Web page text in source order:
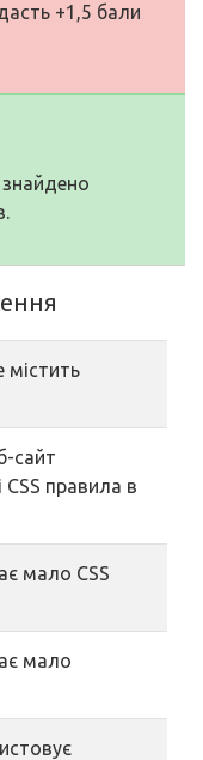
+1,5 бали
містить
сайт
правила в
мало CSS
мало